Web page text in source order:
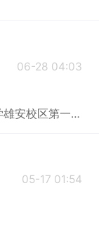
06-28 04:03
北京建工集团有限责任公司北京林业大学雄安校区第一组团项目施工总承包项目经理部
05-17 01:54